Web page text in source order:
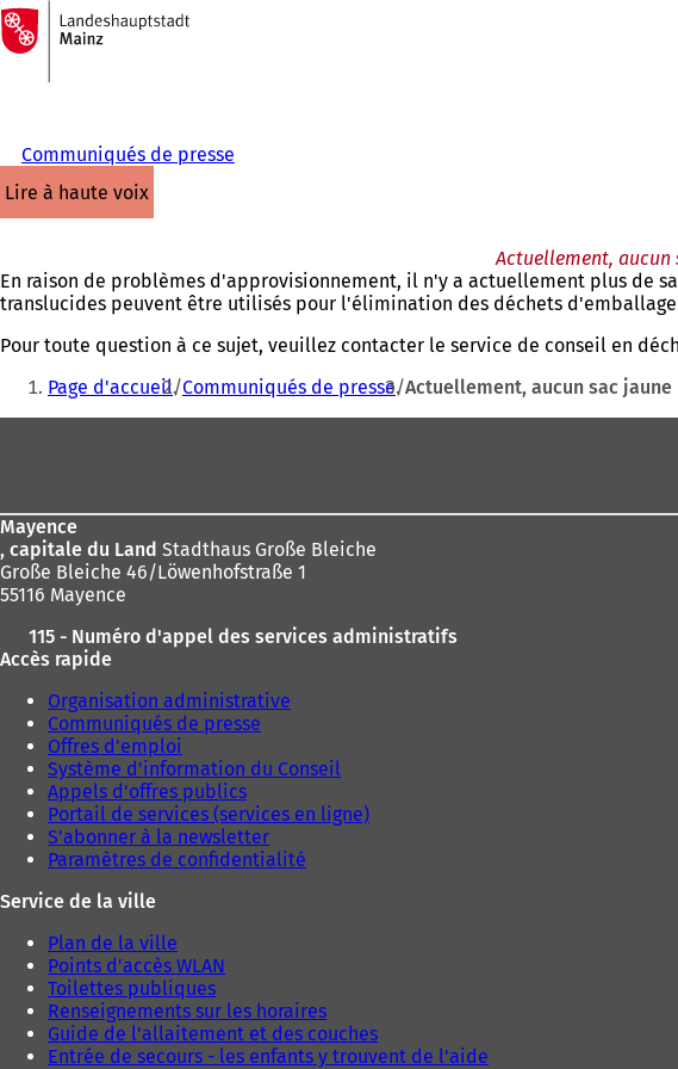
Accéder au contenu
Vers
la
page
d'accueil
Communiqués de presse
lire à haute voix
Actuellement, aucun
En raison de problèmes d'approvisionnement, il n'y a actuellement plus de
translucides peuvent être utilisés pour l'élimination des déchets
Pour toute question à ce sujet, veuillez contacter le service de conseil en
Vous
êtes
Page d'accueil Communiqués de presse Actuellement, aucun sac
Mayence
, capitale du Land Stadthaus Große Bleiche
Große Bleiche 46/Löwenhofstraße 1
55116 Mayence
115 - Numéro d'appel des services administratifs
Accès rapide
Organisation administrative
Communiqués de presse
Offres d'emploi
Système d'information du Conseil
Appels d'offres publics
Portail de services (services en ligne)
S'abonner à la newsletter
Paramètres de confidentialité
Service de la ville
Plan de la ville
Points d'accès WLAN
Toilettes publiques
Renseignements sur les horaires
Guide de l'allaitement et des couches
Entrée de secours - les enfants y trouvent de l'aide